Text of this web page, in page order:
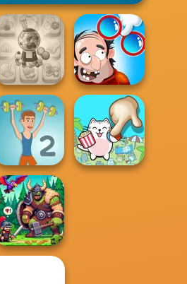
Candy Shop
Merge
DOP Puzzle:
Displace One Part
Muscle Clicker 2